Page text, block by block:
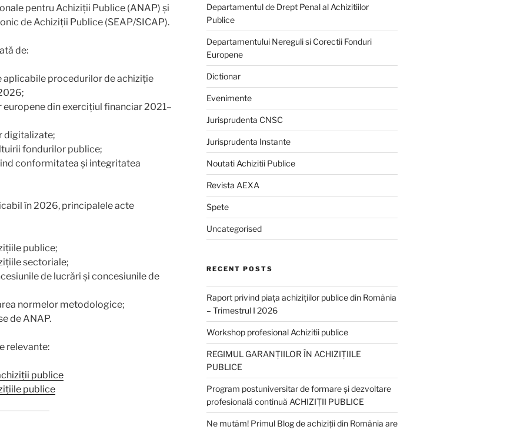
pentru Achiziții Publice (ANAP) și
de Achiziții Publice (SEAP/SICAP).
de:
procedurilor de achiziție
din exercițiul financiar 2021–
digitalizate;
fondurilor publice;
conformitatea și integritatea
în 2026, principalele acte
publice;
sectoriale;
de lucrări și concesiunile de
normelor metodologice;
de ANAP.
relevante:
publice
publice
Departamentul de Drept Penal al Achizitiilor
Publice
Departamentului Nereguli si Corectii Fonduri
Europene
Dictionar
Evenimente
Jurisprudenta CNSC
Jurisprudenta Instante
Noutati Achizitii Publice
Revista AEXA
Spete
Uncategorised
RECENT POSTS
Raport privind piața achizițiilor publice din România
– Trimestrul I 2026
Workshop profesional Achizitii publice
REGIMUL GARANȚIILOR ÎN ACHIZIȚIILE
PUBLICE
Program postuniversitar de formare și dezvoltare
profesională continuă ACHIZIȚII PUBLICE
Ne mutăm! Primul Blog de achiziții din România are